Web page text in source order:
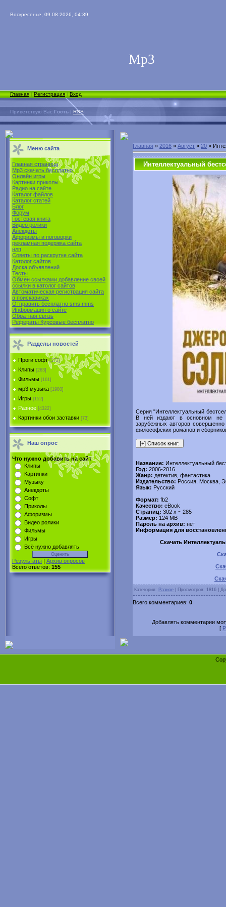
Воскресенье, 09.08.2026, 04:39
Мp3
Главная|Регистрация|Вход
Приветствую Вас Гость | RSS
Меню сайта
Главная страница
Mp3 скачать бесплатно
Онлайн игры
Картинки приколы
Радио на сайте
Каталог файлов
Каталог статей
Блог
Форум
Гостевая книга
Видео ролики
Анекдоты
Афоризмы и поговорки
рекламная подержка сайта
нлп
Советы по раскрутке сайта
Католог сайтов
Доска объявлений
Тесты
Обмен ссылками добавление своей
ссылки в католог сайтов
Автоматическая регистрация сайта
в поиcкавиках
Отправить бесплатно sms mms
Информация о сайте
Обратная связь
Рефераты Курсовые бесплатно
Разделы новостей
Проги софт [172]
Клипы [263]
Фильмы [161]
мр3 музыка [1980]
Игры [152]
Разное [4322]
Картинки обои заставки [73]
Наш опрос
Что нужно добавить на сайт
Клипы
Картинки
Музыку
Анекдоты
Софт
Приколы
Афоризмы
Видео ролики
Фильмы
Игры
Всё нужно добавлять
Результаты | Архив опросов
Всего ответов: 155
Главная » 2016 » Август » 20 »
Интеллектуальный
Серия "Интеллектуальный
В ней издают в основном не
зарубежных авторов
философских романов и
Название: Интеллектуальный
Год: 2006-2016
Жанр: детектив, фантастика
Издательство: Россия, Москва,
Язык: Русский
Формат: fb2
Качество: eBook
Страниц: 302 х ~ 285
Размер: 124 MB
Пароль на архив: нет
Информация для
Скачать
Категория: Разное | Просмотров: 1816 |
Всего комментариев: 0
Добавлять комментарии
[